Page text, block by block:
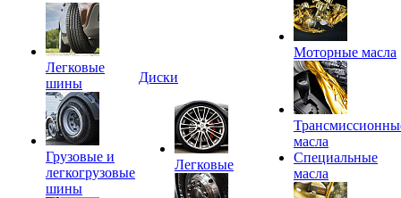
Легковые
шины
Грузовые и
легкогрузовые
шины
Диски
Легковые
Моторные масла
масла
Специальные
масла